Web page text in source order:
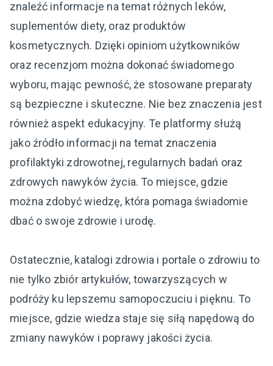
znaleźć informacje na temat różnych leków,
suplementów diety, oraz produktów
kosmetycznych. Dzięki opiniom użytkowników
oraz recenzjom można dokonać świadomego
wyboru, mając pewność, że stosowane preparaty
są bezpieczne i skuteczne. Nie bez znaczenia jest
również aspekt edukacyjny. Te platformy służą
jako źródło informacji na temat znaczenia
profilaktyki zdrowotnej, regularnych badań oraz
zdrowych nawyków życia. To miejsce, gdzie
można zdobyć wiedzę, która pomaga świadomie
dbać o swoje zdrowie i urodę.
Ostatecznie, katalogi zdrowia i portale o zdrowiu to
nie tylko zbiór artykułów, towarzyszących w
podróży ku lepszemu samopoczuciu i pięknu. To
miejsce, gdzie wiedza staje się siłą napędową do
zmiany nawyków i poprawy jakości życia.